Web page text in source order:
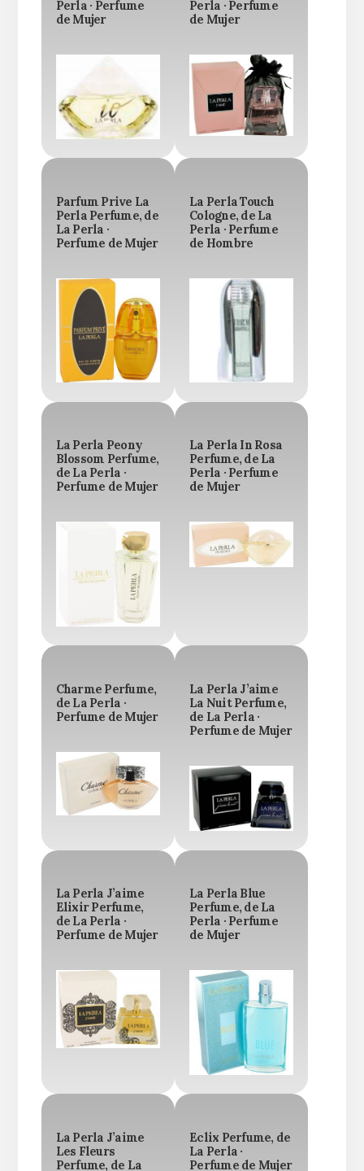
Perla · Perfume
de Mujer
Perla · Perfume
de Mujer
Parfum Prive La
Perla Perfume, de
La Perla ·
Perfume de Mujer
La Perla Touch
Cologne, de La
Perla · Perfume
de Hombre
La Perla Peony
Blossom Perfume,
de La Perla ·
Perfume de Mujer
La Perla In Rosa
Perfume, de La
Perla · Perfume
de Mujer
Charme Perfume,
de La Perla ·
Perfume de Mujer
La Perla J’aime
La Nuit Perfume,
de La Perla ·
Perfume de Mujer
La Perla J’aime
Elixir Perfume,
de La Perla ·
Perfume de Mujer
La Perla Blue
Perfume, de La
Perla · Perfume
de Mujer
La Perla J’aime
Les Fleurs
Perfume, de La
Eclix Perfume, de
La Perla ·
Perfume de Mujer